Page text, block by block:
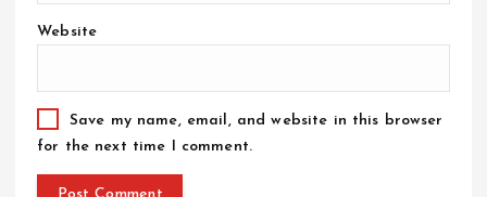
Website
Save my name, email, and website in this browser
for the next time I comment.